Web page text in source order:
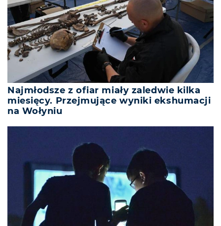
Najmłodsze z ofiar miały zaledwie kilka
miesięcy. Przejmujące wyniki ekshumacji
na Wołyniu